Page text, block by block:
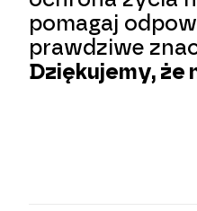
pomagaj
prawdziwe
Dziękujemy, że